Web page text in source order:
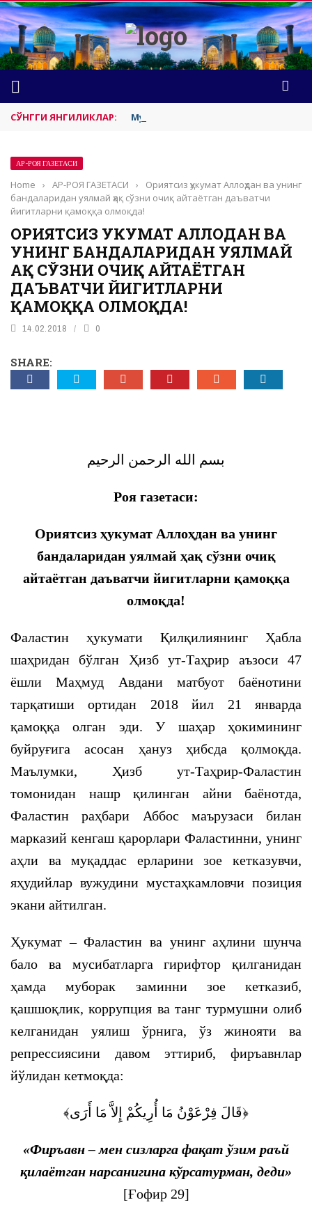
СЎНГГИ ЯНГИЛИКЛАР: Муборак Ақсонинг яҳудийлардан
АР-РОЯ ГАЗЕТАСИ
Home › АР-РОЯ ГАЗЕТАСИ ›
Ориятсиз ҳукумат Аллоҳдан ва унинг
бандаларидан уялмай ҳақ сўзни очиқ айтаётган даъватчи
йигитларни қамоққа олмоқда!
ОРИЯТСИЗ ҲУКУМАТ АЛЛОҲДАН ВА
УНИНГ БАНДАЛАРИДАН УЯЛМАЙ
ҲАҚ СЎЗНИ ОЧИҚ АЙТАЁТГАН
ДАЪВАТЧИ ЙИГИТЛАРНИ
ҚАМОҚҚА ОЛМОҚДА!
14.02.2018 0
SHARE:
بسم الله الرحمن الرحيم
Роя газетаси:
Ориятсиз ҳукумат Аллоҳдан ва унинг
бандаларидан уялмай ҳақ сўзни очиқ
айтаётган даъватчи йигитларни қамоққа
олмоқда!
Фаластин ҳукумати Қилқилиянинг Ҳабла
шаҳридан бўлган Ҳизб ут-Таҳрир аъзоси 47
ёшли Маҳмуд Авдани матбуот баёнотини
тарқатиши ортидан 2018 йил 21 январда
қамоққа олган эди. У шаҳар ҳокимининг
буйруғига асосан ҳануз ҳибсда қолмоқда.
Маълумки, Ҳизб ут-Таҳрир-Фаластин
томонидан нашр қилинган айни баёнотда,
Фаластин раҳбари Аббос маърузаси билан
марказий кенгаш қарорлари Фаластинни, унинг
аҳли ва муқаддас ерларини зое кетказувчи,
яҳудийлар вужудини мустаҳкамловчи позиция
экани айтилган.
Ҳукумат – Фаластин ва унинг аҳлини шунча
бало ва мусибатларга гирифтор қилганидан
ҳамда муборак заминни зое кетказиб,
қашшоқлик, коррупция ва танг турмушни олиб
келганидан уялиш ўрнига, ўз жинояти ва
репрессиясини давом эттириб, фиръавнлар
йўлидан кетмоқда:
﴿قَالَ فِرْعَوْنُ مَا أُرِيكُمْ إِلاَّ مَا أَرَى﴾
«Фиръавн – мен сизларга фақат ўзим раъй
қилаётган нарсанигина кўрсатурман, деди»
[Ғофир 29]